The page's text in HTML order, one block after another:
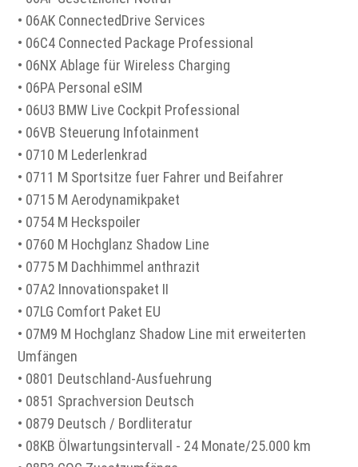
• 06AK ConnectedDrive Services
• 06C4 Connected Package Professional
• 06NX Ablage für Wireless Charging
• 06PA Personal eSIM
• 06U3 BMW Live Cockpit Professional
• 06VB Steuerung Infotainment
• 0710 M Lederlenkrad
• 0711 M Sportsitze fuer Fahrer und Beifahrer
• 0715 M Aerodynamikpaket
• 0754 M Heckspoiler
• 0760 M Hochglanz Shadow Line
• 0775 M Dachhimmel anthrazit
• 07A2 Innovationspaket II
• 07LG Comfort Paket EU
• 07M9 M Hochglanz Shadow Line mit erweiterten
Umfängen
• 0801 Deutschland-Ausfuehrung
• 0851 Sprachversion Deutsch
• 0879 Deutsch / Bordliteratur
• 08KB Ölwartungsintervall - 24 Monate/25.000 km